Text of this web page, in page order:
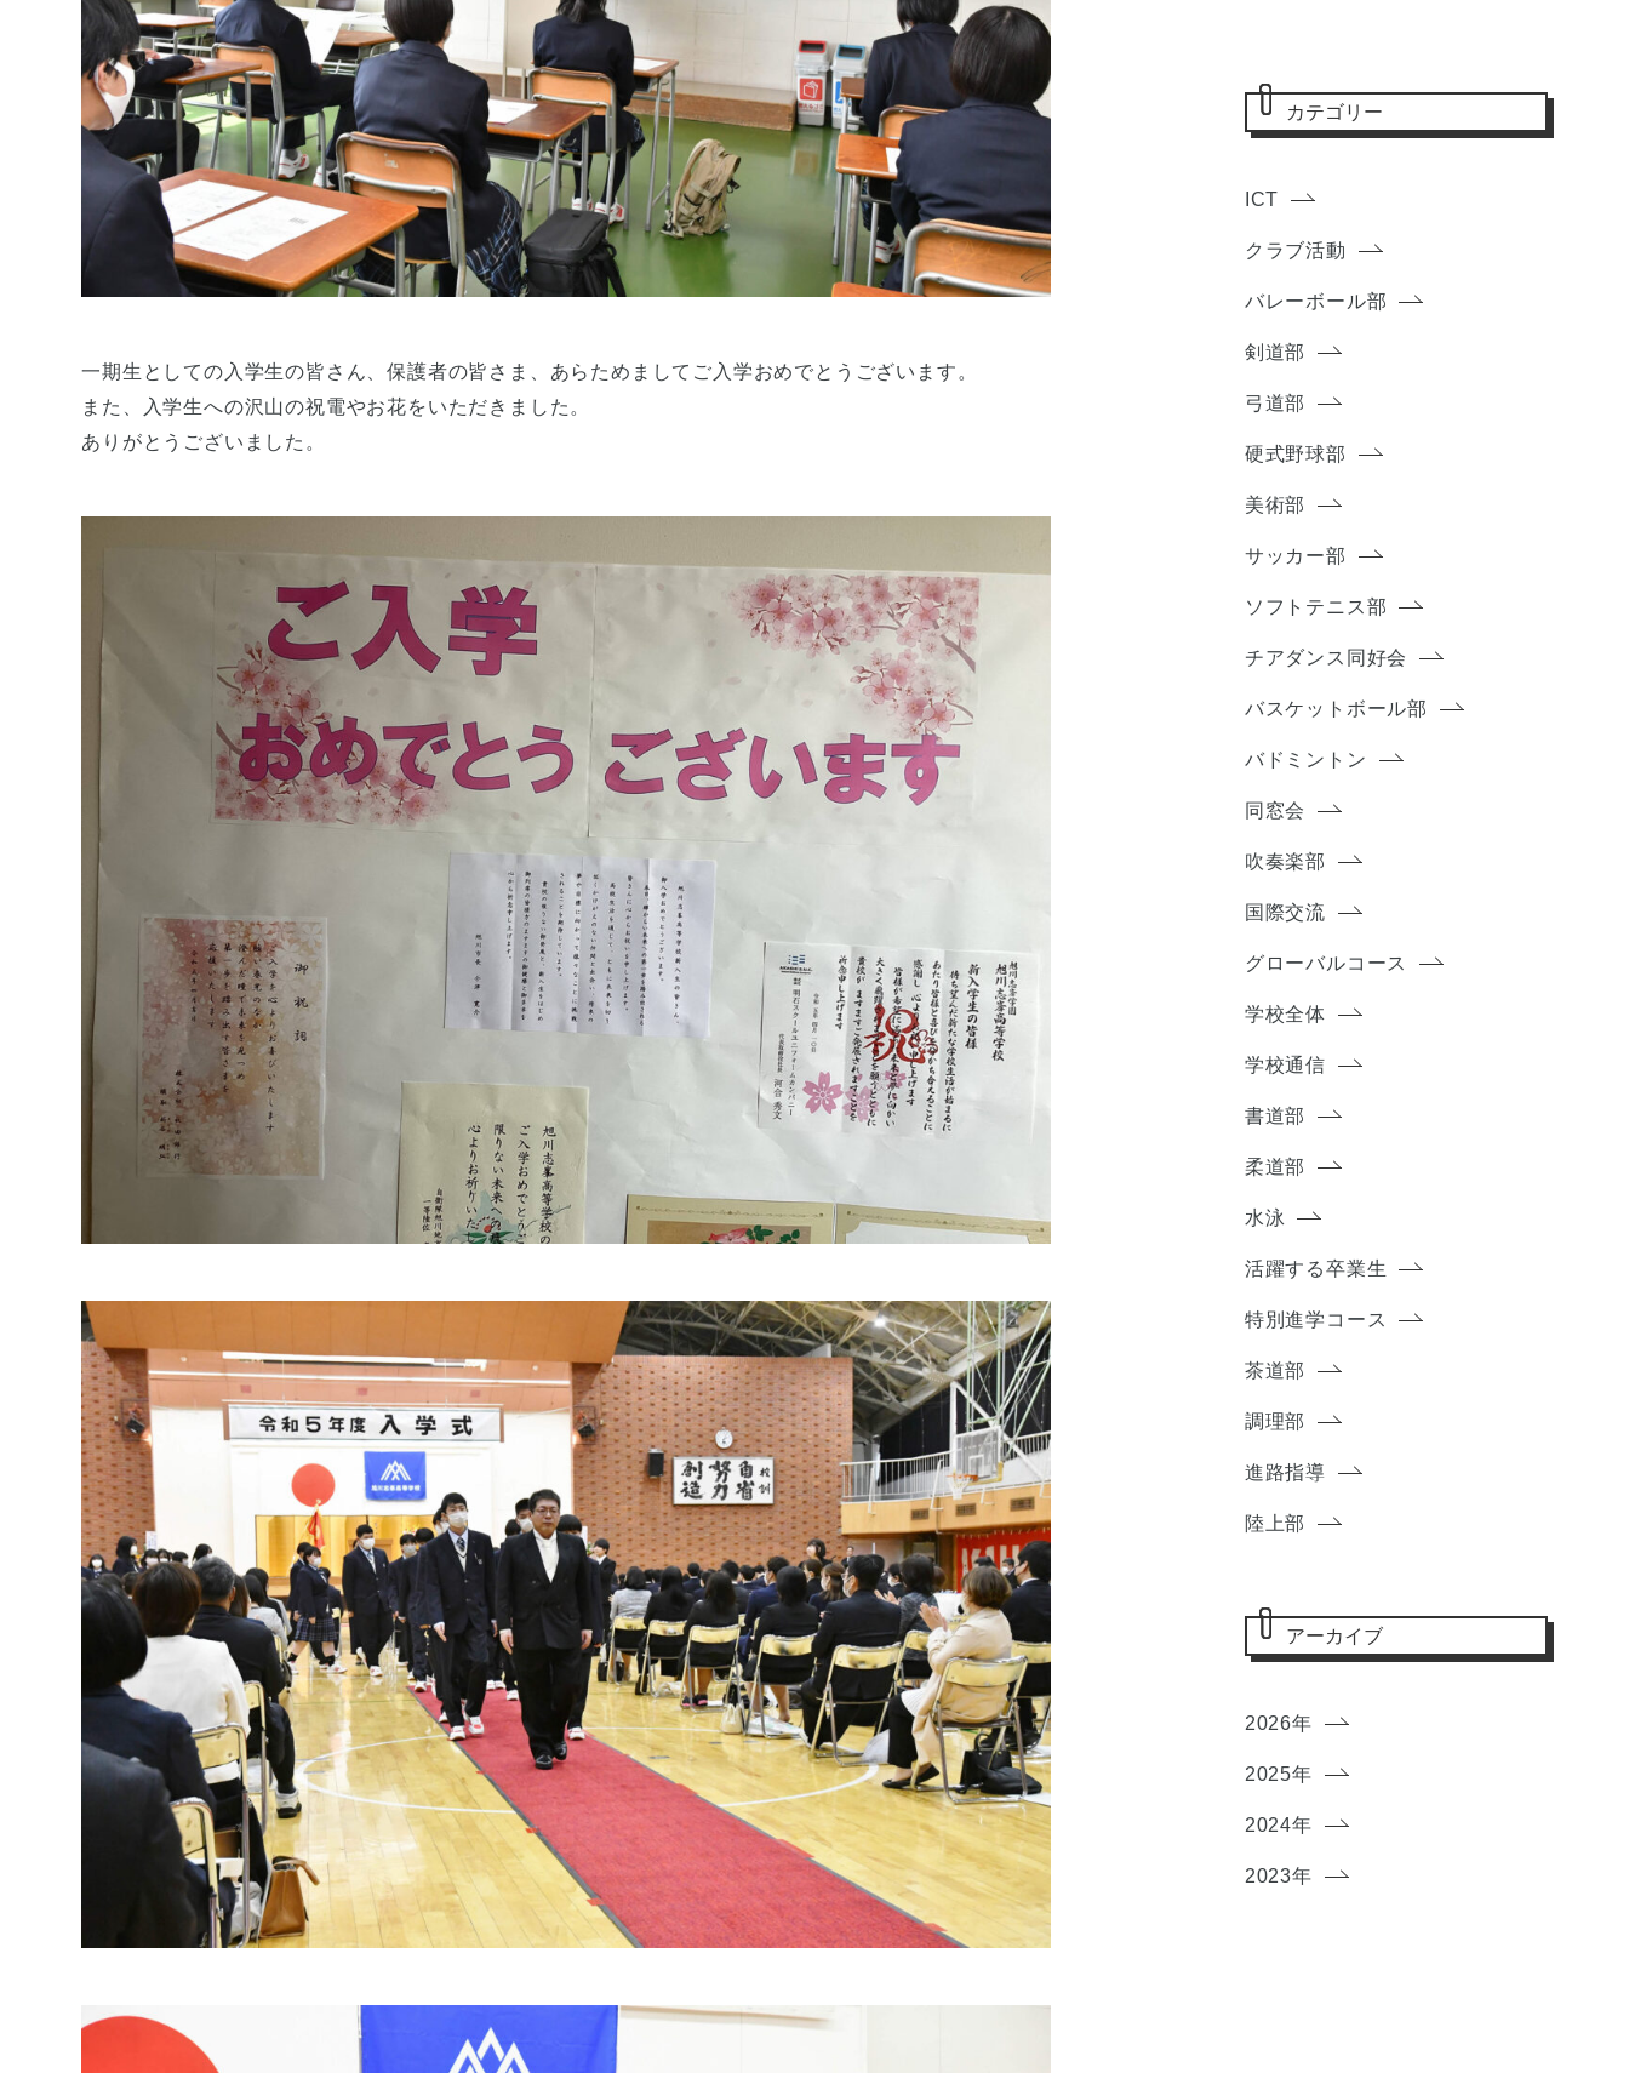
一期生としての入学生の皆さん、保護者の皆さま、あらためましてご入学おめでとうございます。
また、入学生への沢山の祝電やお花をいただきました。
ありがとうございました。
カテゴリー
ICT
クラブ活動
バレーボール部
剣道部
弓道部
硬式野球部
美術部
サッカー部
ソフトテニス部
チアダンス同好会
バスケットボール部
バドミントン
同窓会
吹奏楽部
国際交流
グローバルコース
学校全体
学校通信
書道部
柔道部
水泳
活躍する卒業生
特別進学コース
茶道部
調理部
進路指導
陸上部
アーカイブ
2026年
2025年
2024年
2023年